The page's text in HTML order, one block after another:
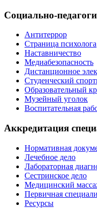
Социально-
Антитеррор
Страница психолога
Наставничество
Медиабезопасность
Дистанционное
Студенческий
Образовательный
Музейный уголок
Воспитательная
Аккредитация
Нормативная
Лечебное дело
Лабораторная
Сестринское дело
Медицинский
Первичная
Ресурсы